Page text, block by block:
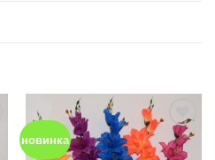
новинка